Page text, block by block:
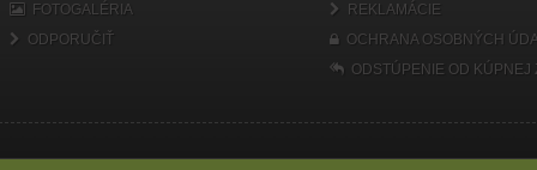
FOTOGALÉRIA
ODPORUČIŤ
REKLAMÁCIE
OCHRANA OSOBNÝCH
ODSTÚPENIE OD KÚPNEJ